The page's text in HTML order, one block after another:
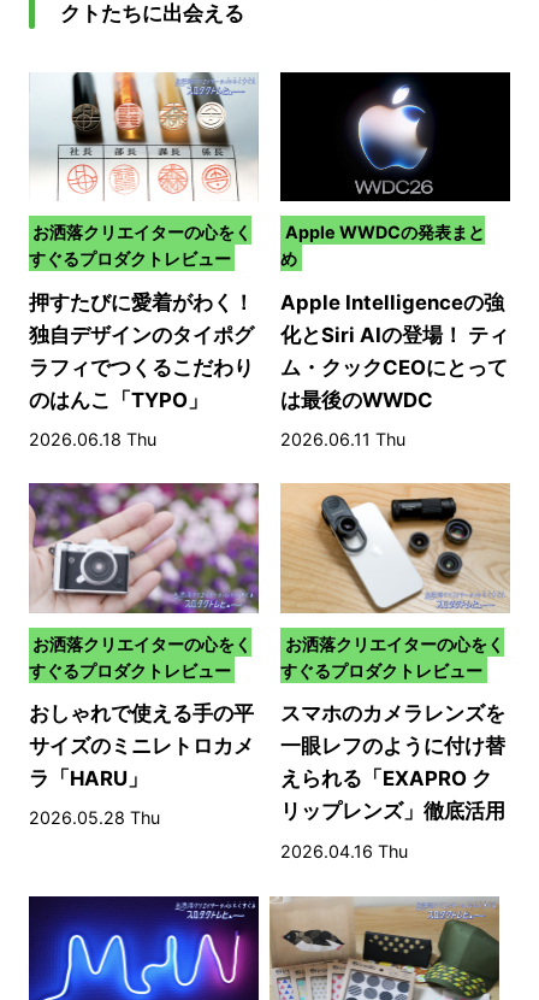
クトたちに出会える
お洒落クリエイターの心をく
すぐるプロダクトレビュー
押すたびに愛着がわく！
独自デザインのタイポグ
ラフィでつくるこだわり
のはんこ「TYPO」
2026.06.18 Thu
Apple WWDCの発表まと
め
Apple Intelligenceの強
化とSiri AIの登場！ ティ
ム・クックCEOにとって
は最後のWWDC
2026.06.11 Thu
お洒落クリエイターの心をく
すぐるプロダクトレビュー
おしゃれで使える手の平
サイズのミニレトロカメ
ラ「HARU」
2026.05.28 Thu
お洒落クリエイターの心をく
すぐるプロダクトレビュー
スマホのカメラレンズを
一眼レフのように付け替
えられる「EXAPRO ク
リップレンズ」徹底活用
術！
2026.04.16 Thu